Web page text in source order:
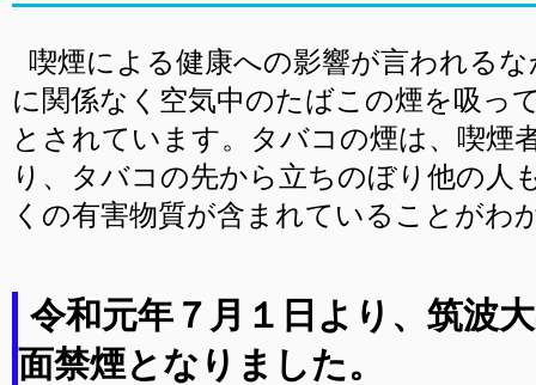
喫煙による健康への影響が言われる
に関係なく空気中のたばこの煙を吸っ
とされています。タバコの煙は、喫煙
り、タバコの先から立ちのぼり他の人
くの有害物質が含まれていることがわ
令和元年７月１日より、筑波
面禁煙となりました。